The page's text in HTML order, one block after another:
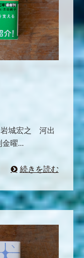
岩城宏之 河出
金曜...
続きを読む